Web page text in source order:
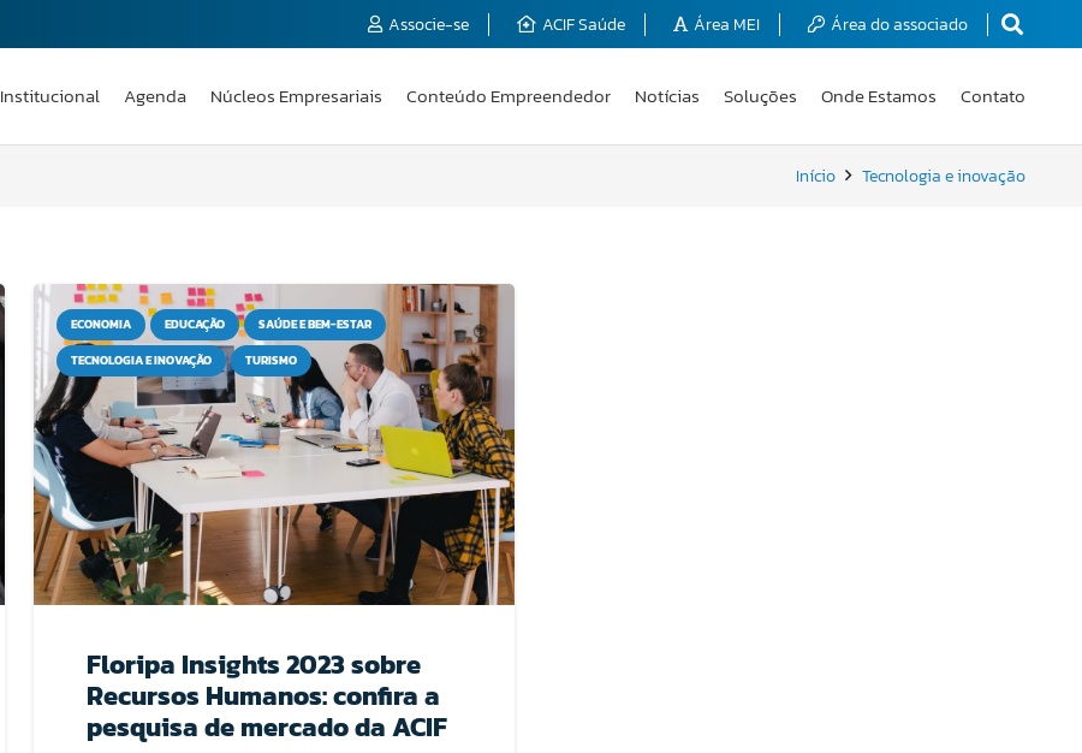
Associe-se ACIF Saúde Área MEI Área do associado
Institucional Agenda Núcleos Empresariais Conteúdo Empreendedor Notícias Soluções Onde Estamos Contato
Início Tecnologia e inovação
ECONOMIA EDUCAÇÃO
SAÚDE E BEM-ESTAR
TECNOLOGIA E INOVAÇÃO
TURISMO
Floripa Insights 2023 sobre
Recursos Humanos: confira a
pesquisa de mercado da ACIF